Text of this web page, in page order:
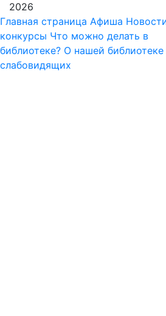
2026
Главная страница Афиша
конкурсы Что можно делать в
библиотеке? О нашей библиотеке
слабовидящих